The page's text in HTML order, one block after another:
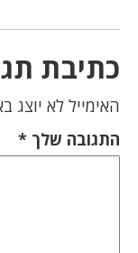
כתיבת
האימייל לא יוצג
התגובה שלך *